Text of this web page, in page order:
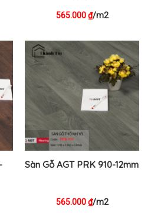
565.000₫/m2
Sàn Gỗ AGT PRK 910-12mm
565.000₫/m2